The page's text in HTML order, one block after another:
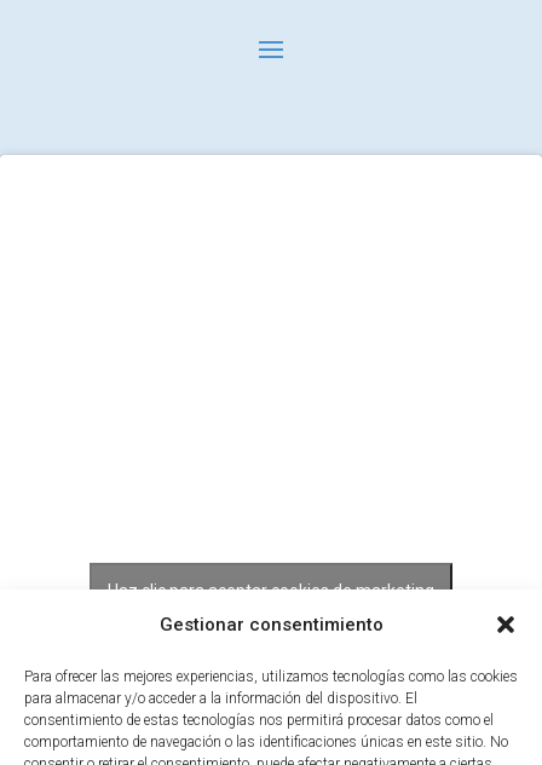
Gestionar consentimiento
Para ofrecer las mejores experiencias, utilizamos tecnologías como las cookies
para almacenar y/o acceder a la información del dispositivo. El
consentimiento de estas tecnologías nos permitirá procesar datos como el
comportamiento de navegación o las identificaciones únicas en este sitio. No
Haz clic para aceptar cookies de marketing
y permitir este contenido